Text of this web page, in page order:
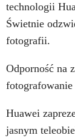
technologii
Świetnie
fotografii.
Odporność na
Huawei
jasnym